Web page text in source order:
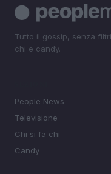
Tutto il gossip, senza
chi e candy.
People News
Televisione
Chi si fa chi
Candy